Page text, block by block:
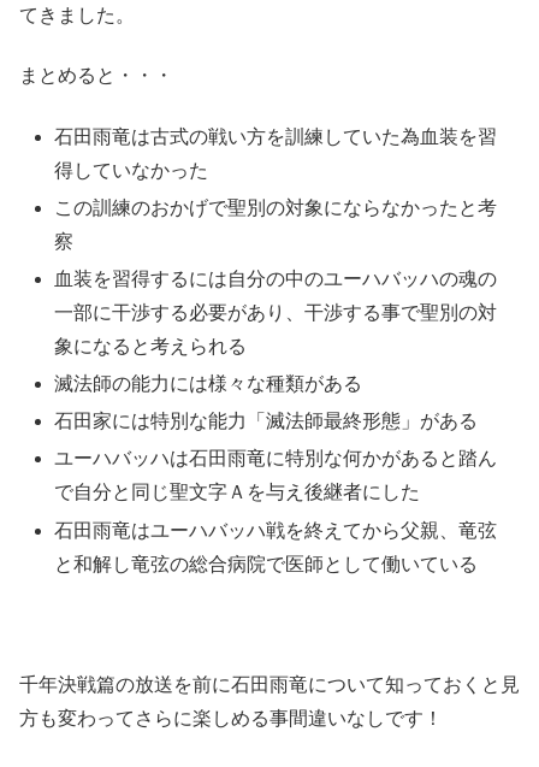
てきました。
まとめると・・・
石田雨竜は古式の戦い方を訓練していた為血装を習
得していなかった
この訓練のおかげで聖別の対象にならなかったと考
察
血装を習得するには自分の中のユーハバッハの魂の
一部に干渉する必要があり、干渉する事で聖別の対
象になると考えられる
滅法師の能力には様々な種類がある
石田家には特別な能力「滅法師最終形態」がある
ユーハバッハは石田雨竜に特別な何かがあると踏ん
で自分と同じ聖文字Ａを与え後継者にした
石田雨竜はユーハバッハ戦を終えてから父親、竜弦
と和解し竜弦の総合病院で医師として働いている
千年決戦篇の放送を前に石田雨竜について知っておくと見
方も変わってさらに楽しめる事間違いなしです！